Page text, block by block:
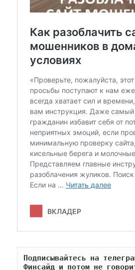
Подписывайтесь на
Финсайд и потом не